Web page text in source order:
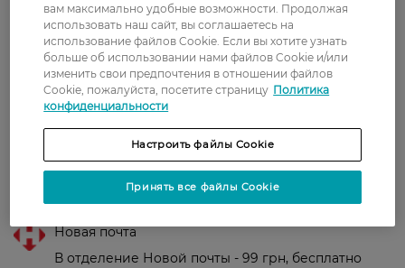
Рейтинг и отзывы
0 0 відгуків
Новая почта
В отделение Новой почты - 99 грн, бесплатно
вам максимально удобные возможности. Продолжая
использовать наш сайт, вы соглашаетесь на
использование файлов Cookie. Если вы хотите узнать
больше об использовании нами файлов Cookie и/или
изменить свои предпочтения в отношении файлов
Cookie, пожалуйста, посетите страницу Политика
конфиденциальности
Настроить файлы Cookie
Принять все файлы Cookie